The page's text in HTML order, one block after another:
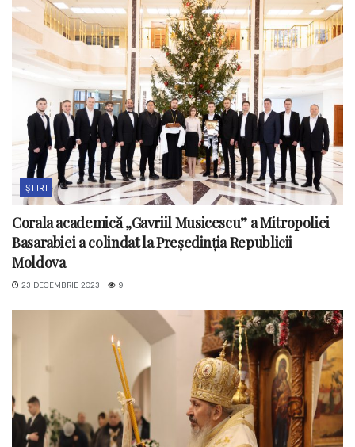
ȘTIRI
Corala academică „Gavriil Musicescu” a Mitropoliei
Basarabiei a colindat la Președinția Republicii
Moldova
23 DECEMBRIE 2023 9